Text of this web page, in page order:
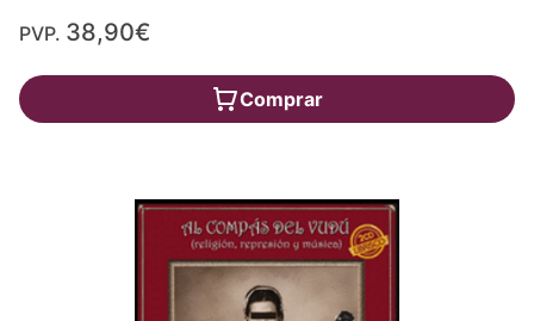
PVP. 38,90€
Comprar